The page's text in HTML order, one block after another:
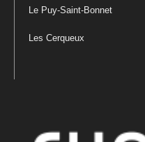
Le Puy-Saint-Bonnet
Les Cerqueux